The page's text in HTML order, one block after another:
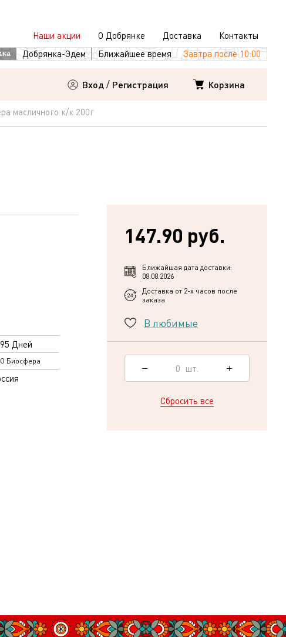
Наши акции О Добрянке Доставка Контакты
Добрянка-Эдем Ближайшее время Завтра после 10:00
Вход / Регистрация Корзина
масличного к/к 200г
Дней
Биосфера
147.90 руб.
Ближайшая дата доставки:
08.08.2026
Доставка от 2-х часов после
заказа
В любимые
0 шт.
Сбросить все